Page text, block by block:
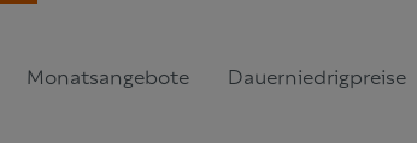
Monatsangebote Dauerniedrigpreise